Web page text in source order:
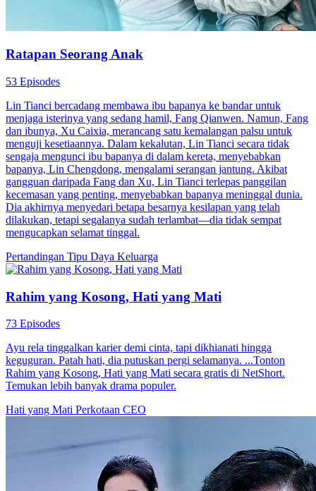
Ratapan Seorang Anak
53 Episodes
Lin Tianci bercadang membawa ibu bapanya ke bandar untuk
menjaga isterinya yang sedang hamil, Fang Qianwen. Namun, Fang
dan ibunya, Xu Caixia, merancang satu kemalangan palsu untuk
menguji kesetiaannya. Dalam kekalutan, Lin Tianci secara tidak
sengaja mengunci ibu bapanya di dalam kereta, menyebabkan
bapanya, Lin Chengdong, mengalami serangan jantung. Akibat
gangguan daripada Fang dan Xu, Lin Tianci terlepas panggilan
kecemasan yang penting, menyebabkan bapanya meninggal dunia.
Dia akhirnya menyedari betapa besarnya kesilapan yang telah
dilakukan, tetapi segalanya sudah terlambat—dia tidak sempat
mengucapkan selamat tinggal.
Pertandingan Tipu Daya Keluarga
Rahim yang Kosong, Hati yang Mati
73 Episodes
Ayu rela tinggalkan karier demi cinta, tapi dikhianati hingga
keguguran. Patah hati, dia putuskan pergi selamanya. ...Tonton
Rahim yang Kosong, Hati yang Mati secara gratis di NetShort.
Temukan lebih banyak drama populer.
Hati yang Mati Perkotaan CEO